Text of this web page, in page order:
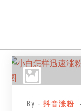
By - 抖音涨粉